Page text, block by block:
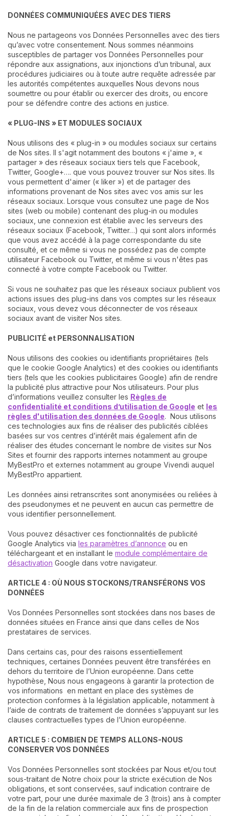
DONNÉES COMMUNIQUÉES AVEC DES TIERS
Nous ne partageons vos Données Personnelles avec des tiers
qu’avec votre consentement. Nous sommes néanmoins
susceptibles de partager vos Données Personnelles pour
répondre aux assignations, aux injonctions d’un tribunal, aux
procédures judiciaires ou à toute autre requête adressée par
les autorités compétentes auxquelles Nous devons nous
soumettre ou pour établir ou exercer des droits, ou encore
pour se défendre contre des actions en justice.
« PLUG-INS » ET MODULES SOCIAUX
Nous utilisons des « plug-in » ou modules sociaux sur certains
de Nos sites. Il s'agit notamment des boutons « j'aime », «
partager » des réseaux sociaux tiers tels que Facebook,
Twitter, Google+…. que vous pouvez trouver sur Nos sites. Ils
vous permettent d'aimer (« liker ») et de partager des
informations provenant de Nos sites avec vos amis sur les
réseaux sociaux. Lorsque vous consultez une page de Nos
sites (web ou mobile) contenant des plug-in ou modules
sociaux, une connexion est établie avec les serveurs des
réseaux sociaux (Facebook, Twitter…) qui sont alors informés
que vous avez accédé à la page correspondante du site
consulté, et ce même si vous ne possédez pas de compte
utilisateur Facebook ou Twitter, et même si vous n'êtes pas
connecté à votre compte Facebook ou Twitter.
Si vous ne souhaitez pas que les réseaux sociaux publient vos
actions issues des plug-ins dans vos comptes sur les réseaux
sociaux, vous devez vous déconnecter de vos réseaux
sociaux avant de visiter Nos sites.
PUBLICITÉ et PERSONNALISATION
Nous utilisons des cookies ou identifiants propriétaires (tels
que le cookie Google Analytics) et des cookies ou identifiants
tiers (tels que les cookies publicitaires Google) afin de rendre
la publicité plus attractive pour Nos utilisateurs. Pour plus
d’informations veuillez consulter les Règles de
confidentialité et conditions d’utilisation de Google et les
règles d'utilisation des données de Google. Nous utilisons
ces technologies aux fins de réaliser des publicités ciblées
basées sur vos centres d’intérêt mais également afin de
réaliser des études concernant le nombre de visites sur Nos
Sites et fournir des rapports internes notamment au groupe
MyBestPro et externes notamment au groupe Vivendi auquel
MyBestPro appartient.
Les données ainsi retranscrites sont anonymisées ou reliées à
des pseudonymes et ne peuvent en aucun cas permettre de
vous identifier personnellement.
Vous pouvez désactiver ces fonctionnalités de publicité
Google Analytics via les paramètres d’annonce ou en
téléchargeant et en installant le module complémentaire de
désactivation Google dans votre navigateur.
ARTICLE 4 : OÙ NOUS STOCKONS/TRANSFÉRONS VOS
DONNÉES
Vos Données Personnelles sont stockées dans nos bases de
données situées en France ainsi que dans celles de Nos
prestataires de services.
Dans certains cas, pour des raisons essentiellement
techniques, certaines Données peuvent être transférées en
dehors du territoire de l’Union européenne. Dans cette
hypothèse, Nous nous engageons à garantir la protection de
vos informations en mettant en place des systèmes de
protection conformes à la législation applicable, notamment à
l’aide de contrats de traitement de données s’appuyant sur les
clauses contractuelles types de l’Union européenne.
ARTICLE 5 : COMBIEN DE TEMPS ALLONS-NOUS
CONSERVER VOS DONNÉES
Vos Données Personnelles sont stockées par Nous et/ou tout
sous-traitant de Notre choix pour la stricte exécution de Nos
obligations, et sont conservées, sauf indication contraire de
votre part, pour une durée maximale de 3 (trois) ans à compter
de la fin de la relation commerciale aux fins de prospection